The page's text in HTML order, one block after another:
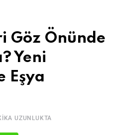
Göz Önünde
Yeni
Eşya
UZUNLUKTA